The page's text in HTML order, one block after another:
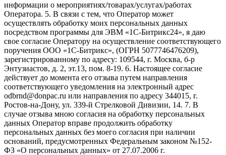
информации о мероприятиях/товарах/услугах/работах
Оператора. 5. В связи с тем, что Оператор может
осуществлять обработку моих персональных данных
посредством программы для ЭВМ «1С-Битрикс24», я даю
свое согласие Оператору на осуществление соответствующего
поручения ООО «1С-Битрикс», (ОГРН 5077746476209),
зарегистрированному по адресу: 109544, г. Москва, б-р
Энтузиастов, д. 2, эт.13, пом. 8-19. 6. Настоящее согласие
действует до момента его отзыва путем направления
соответствующего уведомления на электронный адрес
odbrnd@donpac.ru или направления по адресу 344015, г.
Ростов-на-Дону, ул. 339-й Стрелковой Дивизии, 14. 7. В
случае отзыва мною согласия на обработку персональных
данных Оператор вправе продолжить обработку
персональных данных без моего согласия при наличии
оснований, предусмотренных Федеральным законом №152-
ФЗ «О персональных данных» от 27.07.2006 г.